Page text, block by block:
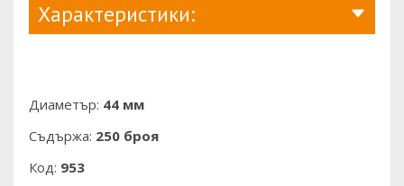
Характеристики:
Диаметър: 44 мм
Съдържа: 250 броя
Код: 953